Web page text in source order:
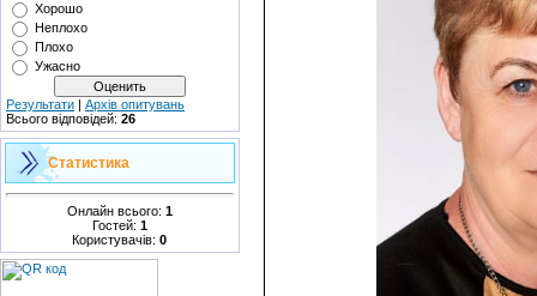
Хорошо
Неплохо
Плохо
Ужасно
Результати | Архів опитувань
Всього відповідей: 26
Статистика
Онлайн всього: 1
Гостей: 1
Користувачів:0